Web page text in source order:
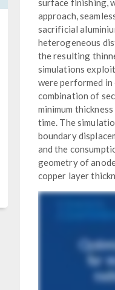
surface finishing,
approach,
sacrificial
heterogeneous
the resulting
simulations
were performed
combination of
minimum
time. The
boundary
and the
geometry of
copper layer